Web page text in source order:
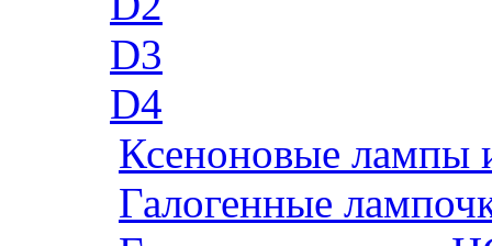
D3
D4
Ксеноновые лампы
Галогенные